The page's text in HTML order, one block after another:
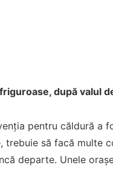
după valul
pentru căldură a
să facă multe
departe. Unele